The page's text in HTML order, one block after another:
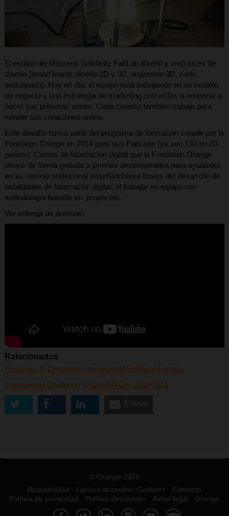
El equipo del Mourenx Solidarity FabLab diseñó y creó luces de
diseño (mood board, diseño 2D y 3D, impresión 3D, corte,
prototipado). Hoy en día, el equipo está trabajando en un modelo
de negocio y una estrategia de marketing con vistas a empezar a
hacer sus primeras series. Cada creador también trabaja para
vender sus creaciones online.
Este desafío forma parte del programa de formación creado por la
Fondation Orange en 2014 para sus FabLabs (ya son 130 en 20
países): Cursos de fabricación digital que la Fondation Orange
ofrece de forma gratuita a jóvenes desempleados para ayudarles
en su camnio profesional enseñándolesa través del desarrollo de
habilidades de fabricación digital, el trabajar en equipo con
metodología basada en proyectos.
Ver entrega de premios:
Relacionados
Finalistas 4º Certamen Internacional Solidarty Fablabs
International Challenge IMake4MyCity 2018-2019
© Orange 2026
Accesibilidad
Lectura accesible: Confort+
Contacto
Política de privacidad
Política de cookies Aviso legal Orange